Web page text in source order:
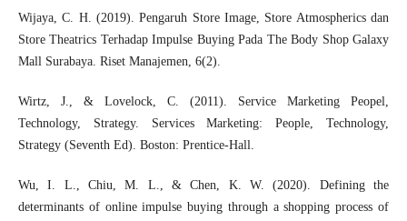
Wijaya, C. H. (2019). Pengaruh Store Image, Store Atmospherics dan
Store Theatrics Terhadap Impulse Buying Pada The Body Shop Galaxy
Mall Surabaya. Riset Manajemen, 6(2).
Wirtz, J., & Lovelock, C. (2011). Service Marketing Peopel,
Technology, Strategy. Services Marketing: People, Technology,
Strategy (Seventh Ed). Boston: Prentice-Hall.
Wu, I. L., Chiu, M. L., & Chen, K. W. (2020). Defining the
determinants of online impulse buying through a shopping process of